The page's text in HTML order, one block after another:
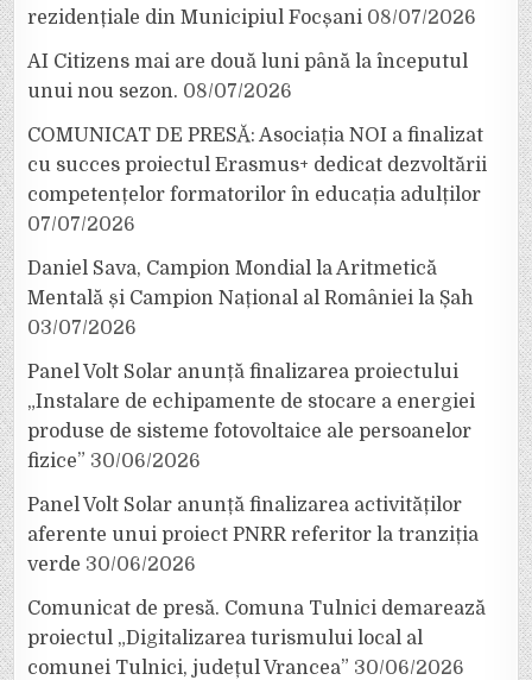
rezidențiale din Municipiul Focșani 08/07/2026
AI Citizens mai are două luni până la începutul
unui nou sezon. 08/07/2026
COMUNICAT DE PRESĂ: Asociația NOI a finalizat
cu succes proiectul Erasmus+ dedicat dezvoltării
competențelor formatorilor în educația adulților
07/07/2026
Daniel Sava, Campion Mondial la Aritmetică
Mentală și Campion Național al României la Șah
03/07/2026
Panel Volt Solar anunță finalizarea proiectului
„Instalare de echipamente de stocare a energiei
produse de sisteme fotovoltaice ale persoanelor
fizice” 30/06/2026
Panel Volt Solar anunță finalizarea activităților
aferente unui proiect PNRR referitor la tranziția
verde 30/06/2026
Comunicat de presă. Comuna Tulnici demarează
proiectul „Digitalizarea turismului local al
comunei Tulnici, județul Vrancea” 30/06/2026